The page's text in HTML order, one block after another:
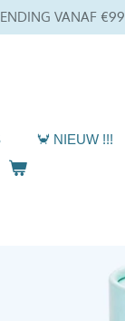
VANAF €99
🦀 NIEUW !!!